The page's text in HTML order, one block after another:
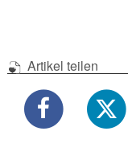
Artikel teilen